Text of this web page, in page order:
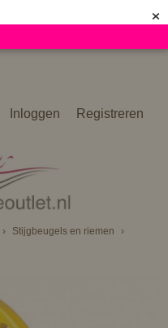
×
Inloggen Registreren
› Stijgbeugels en riemen
›